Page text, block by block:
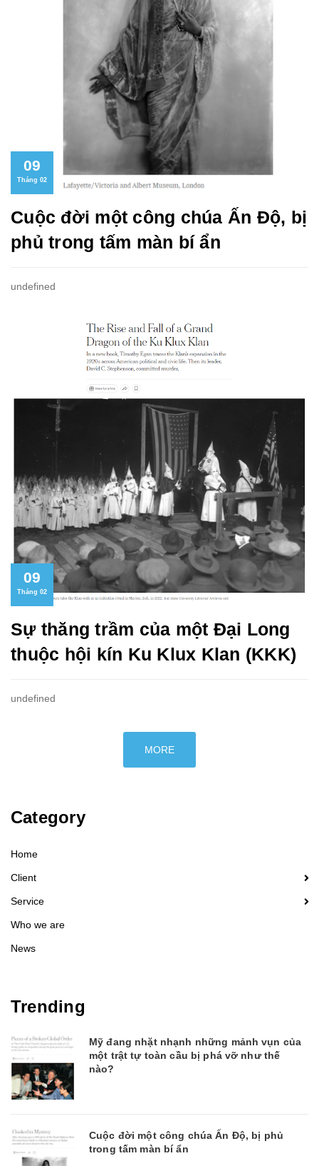
09
Tháng 02
Cuộc đời một công chúa Ấn Độ, bị
phủ trong tấm màn bí ẩn
undefined
09
Tháng 02
Sự thăng trầm của một Đại Long
thuộc hội kín Ku Klux Klan (KKK)
undefined
MORE
Category
Home
Client
Service
Who we are
News
Trending
Mỹ đang nhặt nhạnh những mảnh vụn của
một trật tự toàn cầu bị phá vỡ như thế
nào?
Cuộc đời một công chúa Ấn Độ, bị phủ
trong tấm màn bí ẩn